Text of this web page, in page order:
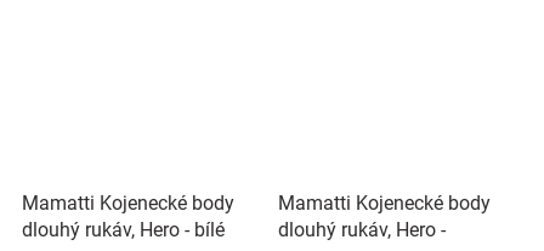
Mamatti Kojenecké body
dlouhý rukáv, Hero - bílé
Mamatti Kojenecké body
dlouhý rukáv, Hero -